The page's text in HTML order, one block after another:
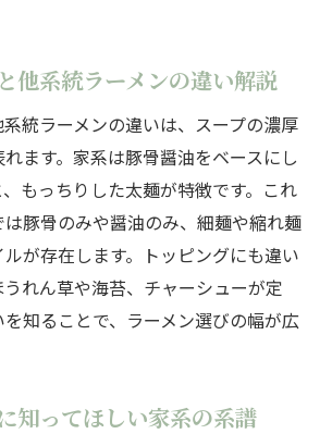
他系統ラーメンの違い解説
統ラーメンの違いは、スープの濃厚
ます。家系は豚骨醤油をベースにし
もっちりした太麺が特徴です。これ
豚骨のみや醤油のみ、細麺や縮れ麺
が存在します。トッピングにも違い
れん草や海苔、チャーシューが定
知ることで、ラーメン選びの幅が広
知ってほしい家系の系譜